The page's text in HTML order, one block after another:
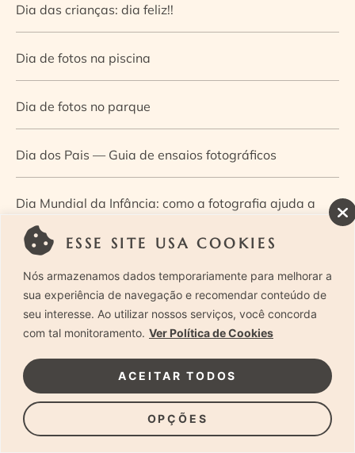
ESSE SITE USA COOKIES
Nós armazenamos dados temporariamente para melhorar a
sua experiência de navegação e recomendar conteúdo de
seu interesse. Ao utilizar nossos serviços, você concorda
com tal monitoramento. Ver Política de Cookies
OPÇÕES
ACEITAR TODOS
Dia das crianças: dia feliz!!
Dia de fotos na piscina
Dia de fotos no parque
Dia dos Pais — Guia de ensaios fotográficos
Dia Mundial da Infância: como a fotografia ajuda a
construir a memória e a identidade da criança
Diário de uma grávida e sua pequena
Dica de especialista: como otimizar o fluxo de trabalho
no ensaio newborn?
Dica de especialista: qual o melhor guia de poses para
fotografia newborn?